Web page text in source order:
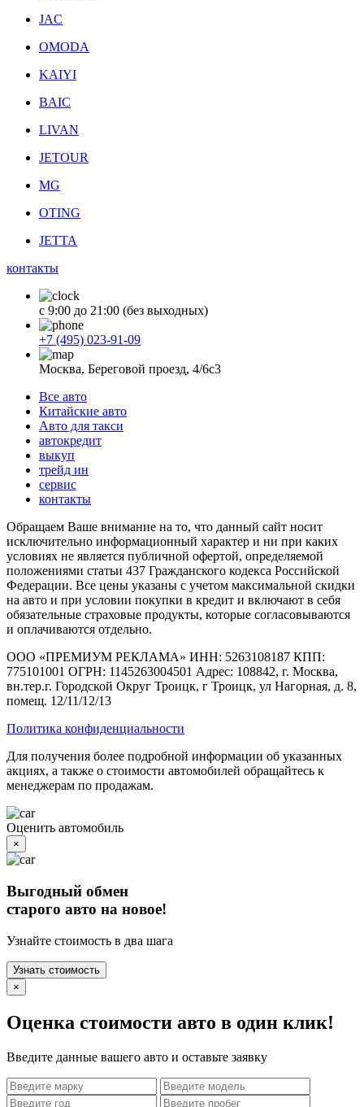
JAC
OMODA
KAIYI
BAIC
LIVAN
JETOUR
MG
OTING
JETTA
контакты
с 9:00 до 21:00 (без выходных)
+7 (495) 023-91-09
Москва, Береговой проезд, 4/6с3
Все авто
Китайские авто
Авто для такси
автокредит
выкуп
трейд ин
сервис
контакты
Обращаем Ваше внимание на то, что данный сайт носит
исключительно информационный характер и ни при каких
условиях не является публичной офертой, определяемой
положениями статьи 437 Гражданского кодекса Российской
Федерации. Все цены указаны с учетом максимальной скидки
на авто и при условии покупки в кредит и включают в себя
обязательные страховые продукты, которые согласовываются
и оплачиваются отдельно.
ООО «ПРЕМИУМ РЕКЛАМА» ИНН: 5263108187 КПП:
775101001 ОГРН: 1145263004501 Адрес: 108842, г. Москва,
вн.тер.г. Городской Округ Троицк, г Троицк, ул Нагорная, д. 8,
помещ. 12/11/12/13
Политика конфиденциальности
Для получения более подробной информации об указанных
акциях, а также о стоимости автомобилей обращайтесь к
менеджерам по продажам.
Оценить автомобиль
×
Выгодный обмен
старого авто на новое!
Узнайте стоимость в два шага
Узнать стоимость
×
Оценка стоимости авто в один клик!
Введите данные вашего авто и оставьте заявку